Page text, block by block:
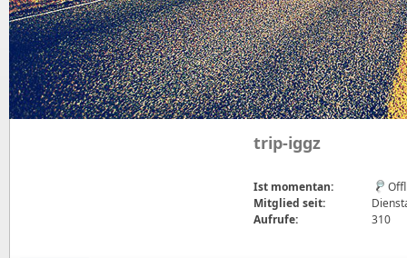
trip-iggz
Ist momentan:
Mitglied seit:
Aufrufe:
310